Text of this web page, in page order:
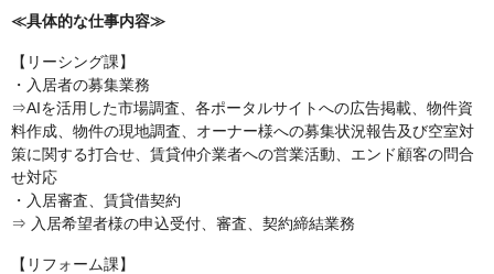
≪具体的な仕事内容≫
【リーシング課】
・入居者の募集業務
⇒AIを活用した市場調査、各ポータルサイトへの広告掲載、物件資
料作成、物件の現地調査、オーナー様への募集状況報告及び空室対
策に関する打合せ、賃貸仲介業者への営業活動、エンド顧客の問合
せ対応
・入居審査、賃貸借契約
⇒ 入居希望者様の申込受付、審査、契約締結業務
【リフォーム課】